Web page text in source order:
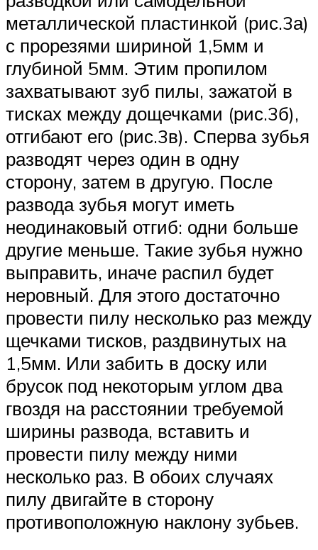
металлической пластинкой (рис.3а)
с прорезями шириной 1,5мм и
глубиной 5мм. Этим пропилом
захватывают зуб пилы, зажатой в
тисках между дощечками (рис.3б),
отгибают его (рис.3в). Сперва зубья
разводят через один в одну
сторону, затем в другую. После
развода зубья могут иметь
неодинаковый отгиб: одни больше
другие меньше. Такие зубья нужно
выправить, иначе распил будет
неровный. Для этого достаточно
провести пилу несколько раз между
щечками тисков, раздвинутых на
1,5мм. Или забить в доску или
брусок под некоторым углом два
гвоздя на расстоянии требуемой
ширины развода, вставить и
провести пилу между ними
несколько раз. В обоих случаях
пилу двигайте в сторону
противоположную наклону зубьев.